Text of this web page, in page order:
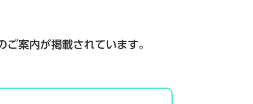
案内が掲載されています。